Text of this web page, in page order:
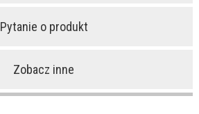
Pytanie o produkt
Zobacz inne